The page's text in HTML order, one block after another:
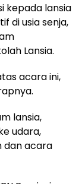
kepada lansia
di usia senja,
Lansia.
acara ini,
lansia,
udara,
dan acara